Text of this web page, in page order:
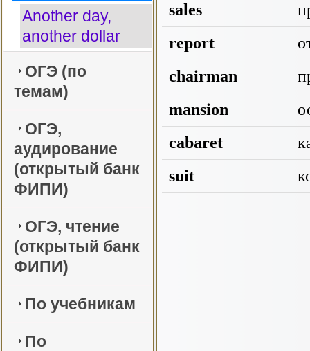
Another day,
another dollar
ОГЭ (по
темам)
ОГЭ,
аудирование
(открытый банк
ФИПИ)
ОГЭ, чтение
(открытый банк
ФИПИ)
По учебникам
По
sales
report
chairman
mansion
cabaret
suit